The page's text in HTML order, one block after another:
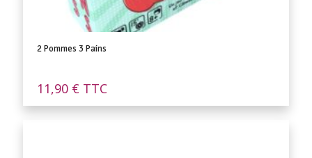
2 Pommes 3 Pains
11,90 € TTC